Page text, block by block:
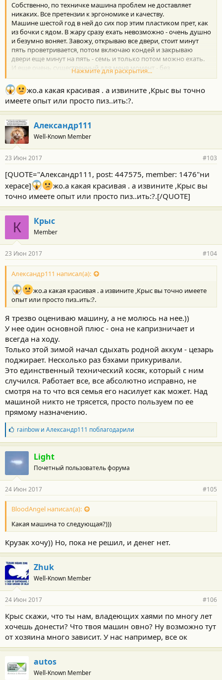
Собственно, по техничке машина проблем не доставляет
никаких. Все претензии к эргономике и качеству.
Машине шестой год в ней до сих пор этим пластиком прет, как
из бочки с ядом. В жару сразу ехать невозможно - очень душно
и безумно воняет. Завожу, открываю все двери, стоит минут
пять проветривается, потом включаю кондей и закрываю
двери еще минут на пять - семь и только потом можно ехать.
И еще очень существенный для меня момент - без
принудительного вентилирования циркуляция воздуха в
салоне отсутствует. Т.е., если выключить вентилятор, то
кислород начинает очень быстро кончаться, становится
душно, хочется продышаться, а нечем. Открытые окна
ситуацию не спасают - сильно завалена передняя стойка,
циркуляции все равно нет. Ехать с открытыми задними окнами
- истязание для ушей. Низкочастотные хлопки воздуха
заставляют идти кровь из ушей.
Нажмите для раскрытия...
жо.а какая красивая . а извините ,Крыс вы точно
имеете опыт или просто пиз..ить:?.
Александр111
Well-Known Member
23 Июн 2017 #103
[QUOTE="Александр111, post: 447575, member: 1476"ни
херасе]
жо.а какая красивая . а извините ,Крыс вы
точно имеете опыт или просто пиз..ить:?.[/QUOTE]
К Крыс
Member
23 Июн 2017 #104
Александр111 написал(а):
жо.а какая красивая . а извините ,Крыс вы точно имеете
опыт или просто пиз..ить:?.
Я трезво оцениваю машину, а не молюсь на нее.))
У нее один основной плюс - она не капризничает и
всегда на ходу.
Только этой зимой начал сдыхать родной аккум - цезарь
поджирает. Несколько раз бэхами прикуривали.
Это единственный технический косяк, который с ним
случился. Работает все, все абсолютно исправно, не
смотря на то что вся семья его насилует как может. Над
машиной никто не трясется, просто пользуем по ее
прямому назначению.
Б
л
а
г
о
д
а
н
о
с
и
:
rainbowи Александр111 поблагодарили
Light
Почетный пользователь форума
24 Июн 2017 #105
BloodAngel написал(а):
Какая машина то следующая?)))
Крузак хочу)) Но, пока не решил, и денег нет.
Zhuk
Well-Known Member
24 Июн 2017 #106
Крыс скажи, что ты нам, владеющих хаями по многу лет
хочешь донести? Что твоя машин овно? Ну возможно тут
от хозяина много зависит. У нас например, все ок
autos
Well-Known Member